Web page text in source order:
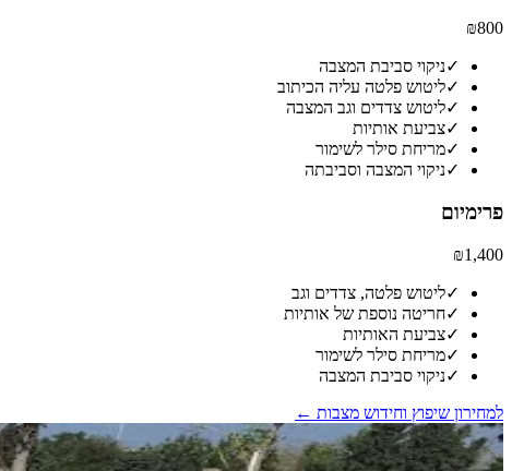
₪800
✓ניקוי סביבת המצבה
✓ליטוש פלטה עליה הכיתוב
✓ליטוש צדדים וגב המצבה
✓צביעת אותיות
✓מריחת סילר לשימור
✓ניקוי המצבה וסביבתה
פרימיום
₪1,400
✓ליטוש פלטה, צדדים וגב
✓חריטה נוספת של אותיות
✓צביעת האותיות
✓מריחת סילר לשימור
✓ניקוי סביבת המצבה
למחירון שיפוץ וחידוש מצבות ←